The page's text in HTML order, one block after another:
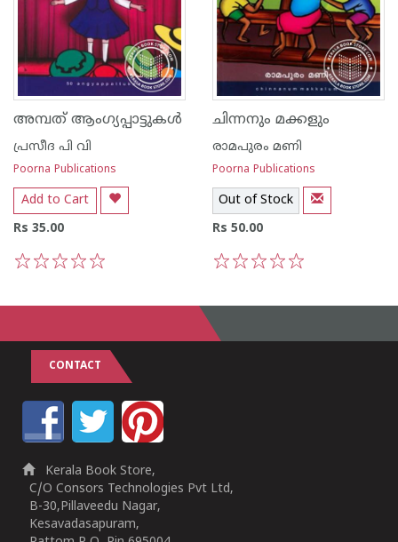
അമ്പത് ആംഗ്യപ്പാട്ടുകള്‍
പ്രസീദ പി വി
Poorna Publications
Add to Cart
Rs 35.00
ചിന്നനും മക്കളും
രാമപുരം മണി
Poorna Publications
Out of Stock
Rs 50.00
CONTACT
Kerala Book Store,
C/O Consors Technologies Pvt Ltd,
B-30,Pillaveedu Nagar,
Kesavadasapuram,